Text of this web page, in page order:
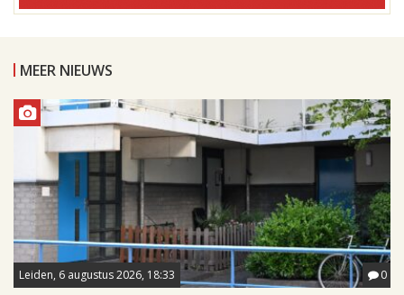
MEER NIEUWS
Leiden, 6 augustus 2026, 18:33 0